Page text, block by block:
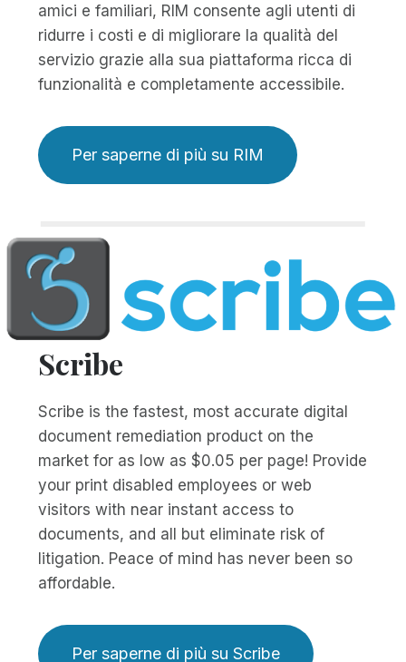
amici e familiari, RIM consente agli utenti di
ridurre i costi e di migliorare la qualità del
servizio grazie alla sua piattaforma ricca di
funzionalità e completamente accessibile.
Per saperne di più su RIM
Scribe
Scribe is the fastest, most accurate digital
document remediation product on the
market for as low as $0.05 per page! Provide
your print disabled employees or web
visitors with near instant access to
documents, and all but eliminate risk of
litigation. Peace of mind has never been so
affordable.
Per saperne di più su Scribe